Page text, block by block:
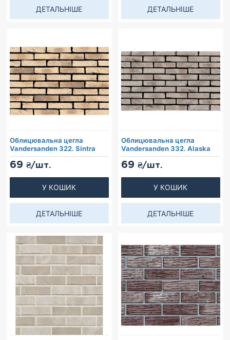
ДЕТАЛЬНІШЕ ДЕТАЛЬНІШЕ
Облицювальна цегла
Vandersanden 322. Sintra
69 ₴/шт.
У КОШИК
ДЕТАЛЬНІШЕ
Облицювальна цегла
Vandersanden 332. Alaska
69 ₴/шт.
У КОШИК
ДЕТАЛЬНІШЕ